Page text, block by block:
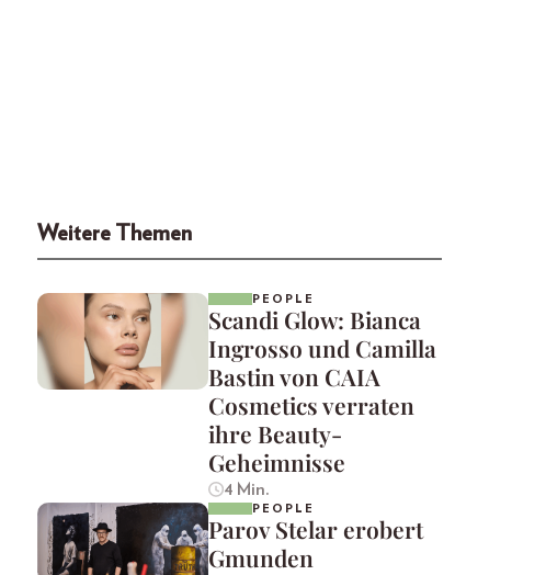
Weitere Themen
PEOPLE
Scandi Glow: Bianca
Ingrosso und Camilla
Bastin von CAIA
Cosmetics verraten
ihre Beauty-
Geheimnisse
4 Min.
PEOPLE
Parov Stelar erobert
Gmunden